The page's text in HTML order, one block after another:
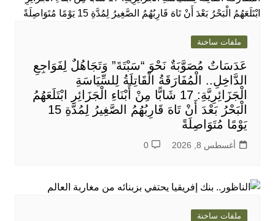
ملفات ساخنة
عَدَسَاتٌ مُصَوَّبَةٌ نَحْوَ “سَبْتَةَ” وَتَجَاهُلٌ لِفَوَاجِعِ
الدَّاخِلِ.. الْمُفَارَقَةُ الْقَاتِلَةُ لِلسِّيَاسَةِ
الْجَزَائِرِيَّةِ: 17 شَابًّا مِنْ أَبْنَاءِ الْجَزَائِرِ ابْتَلَعَهُمُ
الْبَحْرُ بَعْدَ أَنْ تَاهَ قَارِبُهُمُ الصَّغِيرُ لِمُدَّةِ 15
يَوْمًا مُتَوَاصِلَةً
أغسطس 8, 2026 0
ملفات ساخنة